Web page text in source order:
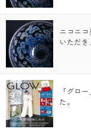
ニコニ
いただ
「グロ
た。